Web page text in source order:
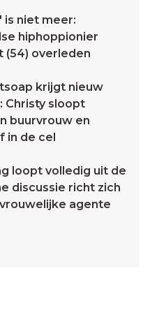
is niet meer:
hiphoppionier
(54) overleden
krijgt nieuw
Christy sloopt
buurvrouw en
in de cel
loopt volledig uit de
discussie richt zich
agente